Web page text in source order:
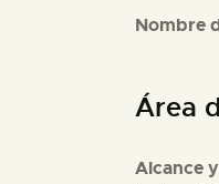
Nombre
Área
Alcance